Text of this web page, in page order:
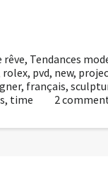
rêve, Tendances
rolex, pvd, new,
, français,
, time 2